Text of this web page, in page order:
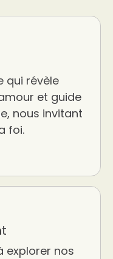
qui révèle
et guide
nous invitant
foi.
explorer nos